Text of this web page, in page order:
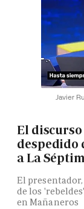
Javier
El discurso
despedido
a La
El
de los
en Mañaneros